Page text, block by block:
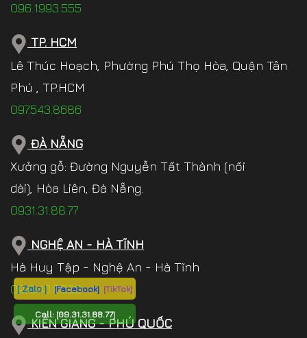
[ Zalo ] [Facebook] [TikTok]
Call: [09.31.31.88.77]
096.1993.555
TP. HCM
Lê Thúc Hoạch, Phường Phú Thọ Hòa, Quận Tân
Phú , TP.HCM
097.543.8686
ĐÀ NẴNG
Xưởng gỗ: Đường Nguyễn Tất Thành (nối
dài), Hòa Liên, Đà Nẵng.
0931.31.88.77
NGHỆ AN - HÀ TĨNH
Hà Huy Tập - Nghệ An - Hà Tĩnh
097.543.8686
KIÊN GIANG - PHÚ QUỐC